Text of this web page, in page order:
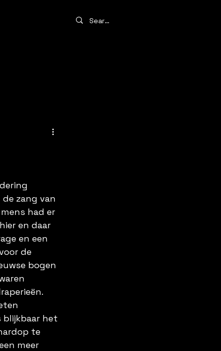
zang van
had er
en daar
en een
de
bogen
blijkbaar het
te
meer